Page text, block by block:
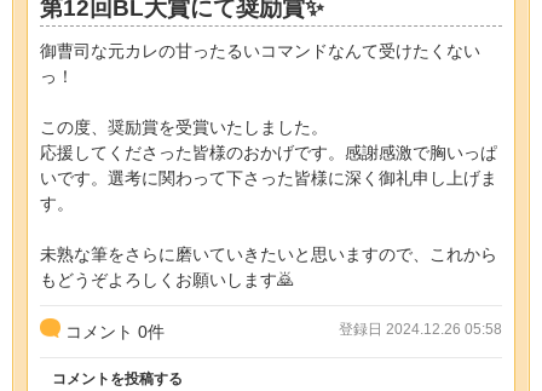
第12回BL大賞にて奨励賞✨
御曹司な元カレの甘ったるいコマンドなんて受けたくない
っ！
この度、奨励賞を受賞いたしました。
応援してくださった皆様のおかげです。感謝感激で胸いっぱ
いです。選考に関わって下さった皆様に深く御礼申し上げま
す。
未熟な筆をさらに磨いていきたいと思いますので、これから
もどうぞよろしくお願いします🙇
コメント 0件 登録日 2024.12.26 05:58
コメントを投稿する